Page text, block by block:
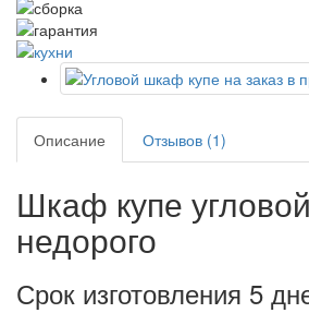
Описание Отзывов (1)
Шкаф купе
недорого
Срок изготовления 5